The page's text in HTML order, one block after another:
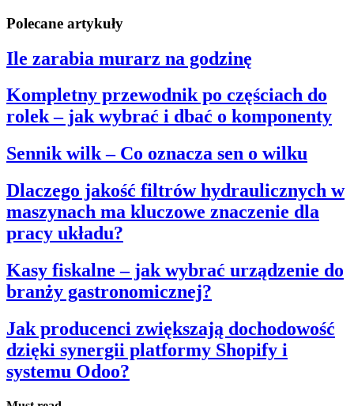
Polecane artykuły
Ile zarabia murarz na godzinę
Kompletny przewodnik po częściach do
rolek – jak wybrać i dbać o komponenty
Sennik wilk – Co oznacza sen o wilku
Dlaczego jakość filtrów hydraulicznych w
maszynach ma kluczowe znaczenie dla
pracy układu?
Kasy fiskalne – jak wybrać urządzenie do
branży gastronomicznej?
Jak producenci zwiększają dochodowość
dzięki synergii platformy Shopify i
systemu Odoo?